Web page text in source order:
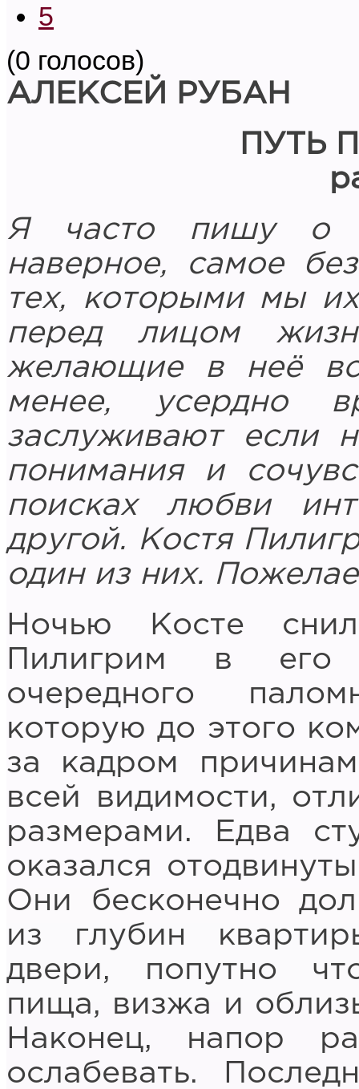
5
(0 голосов)
АЛЕКСЕЙ РУБАН
ПУТЬ
Я часто пишу о
наверное, самое
тех, которыми мы
перед лицом
желающие в неё
менее, усердно
заслуживают если
понимания и
поисках любви
другой. Костя
один из них.
Ночью Косте
Пилигрим в его
очередного
которую до этого
за кадром
всей видимости,
размерами. Едва
оказался
Они бесконечно
из глубин
двери, попутно
пища, визжа и
Наконец, напор
ослабевать.